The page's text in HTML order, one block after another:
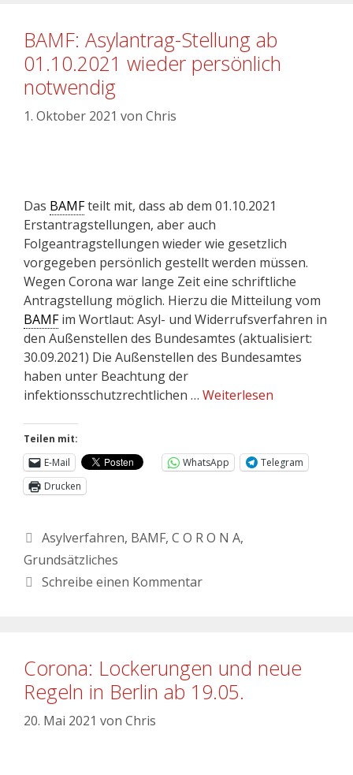
BAMF: Asylantrag-Stellung ab
01.10.2021 wieder persönlich
notwendig
1. Oktober 2021 von Chris
Das BAMFteilt mit, dass ab dem 01.10.2021
Erstantragstellungen, aber auch
Folgeantragstellungen wieder wie gesetzlich
vorgegeben persönlich gestellt werden müssen.
Wegen Corona war lange Zeit eine schriftliche
Antragstellung möglich. Hierzu die Mitteilung vom
BAMFim Wortlaut: Asyl- und Widerrufsverfahren in
den Außenstellen des Bundesamtes (aktualisiert:
30.09.2021) Die Außenstellen des Bundesamtes
haben unter Beachtung der
infektionsschutzrechtlichen … Weiterlesen
Teilen mit:
E-Mail
WhatsApp
Telegram
Drucken
Asylverfahren, BAMF, C O R O N A,
Grundsätzliches
Schreibe einen Kommentar
Corona: Lockerungen und neue
Regeln in Berlin ab 19.05.
20. Mai 2021 von Chris